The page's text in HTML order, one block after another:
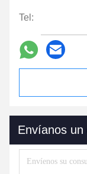
Tel:
Envíanos un